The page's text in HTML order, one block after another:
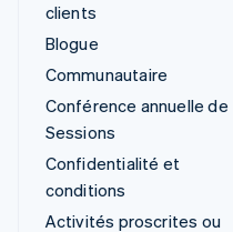
clients
Blogue
Communautaire
Conférence annuelle de
Sessions
Confidentialité et
conditions
Activités proscrites ou